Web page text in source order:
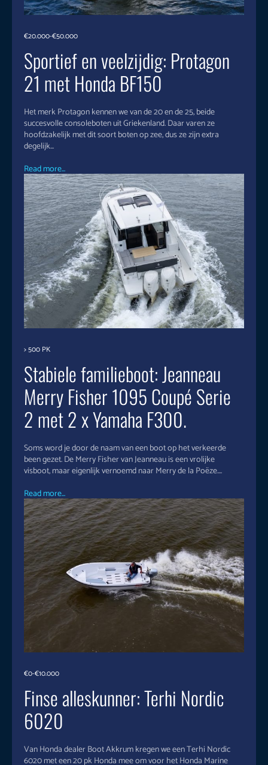
€20.000-€50.000
Sportief en veelzijdig: Protagon
21 met Honda BF150
Het merk Protagon kennen we van de 20 en de 25, beide
succesvolle consoleboten uit Griekenland. Daar varen ze
hoofdzakelijk met dit soort boten op zee, dus ze zijn extra
degelijk...
Read more...
> 500 PK
Stabiele familieboot: Jeanneau
Merry Fisher 1095 Coupé Serie
2 met 2 x Yamaha F300.
Soms word je door de naam van een boot op het verkeerde
been gezet. De Merry Fisher van Jeanneau is een vrolijke
visboot, maar eigenlijk vernoemd naar Merry de la Poëze....
Read more...
€0-€10.000
Finse alleskunner: Terhi Nordic
6020
Van Honda dealer Boot Akkrum kregen we een Terhi Nordic
6020 met een 20 pk Honda mee om voor het Honda Marine